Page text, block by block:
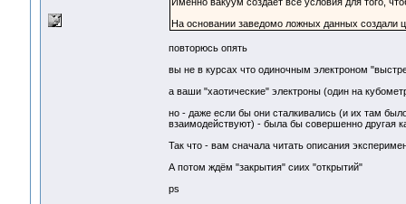
На основании заведомо ложных данных создали
повторюсь опять
вы не в курсах что одиночным электроном
а ваши "хаотические" электроны (один на
но - даже если бы они сталкивались (и их там
взаимодействуют) - была бы совершенно другая
Так что - вам сначала читать описания
А потом ждём "закрытия" сиих "открытий"
ps